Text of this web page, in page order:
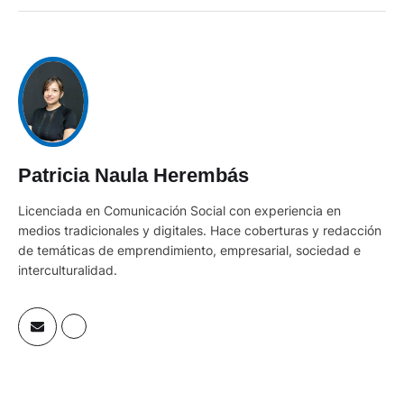
Patricia Naula Herembás
Licenciada en Comunicación Social con experiencia en
medios tradicionales y digitales. Hace coberturas y redacción
de temáticas de emprendimiento, empresarial, sociedad e
interculturalidad.